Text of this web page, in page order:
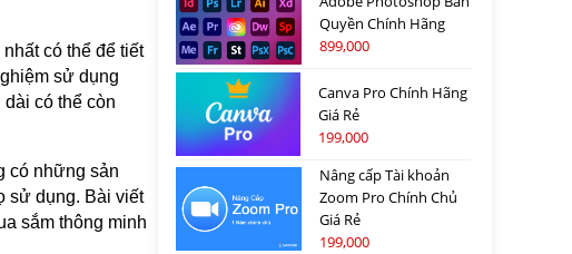
có thể để tiết
sử dụng
có thể còn
có những sản
sử dụng. Bài viết
sắm thông minh
Quyền Chính Hãng
899,000
Canva Pro Chính Hãng
Giá Rẻ
199,000
Nâng cấp Tài khoản
Zoom Pro Chính Chủ
Giá Rẻ
199,000